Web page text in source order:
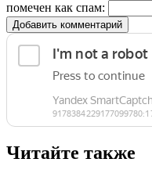
помечен как спам:
Добавить комментарий
Читайте также